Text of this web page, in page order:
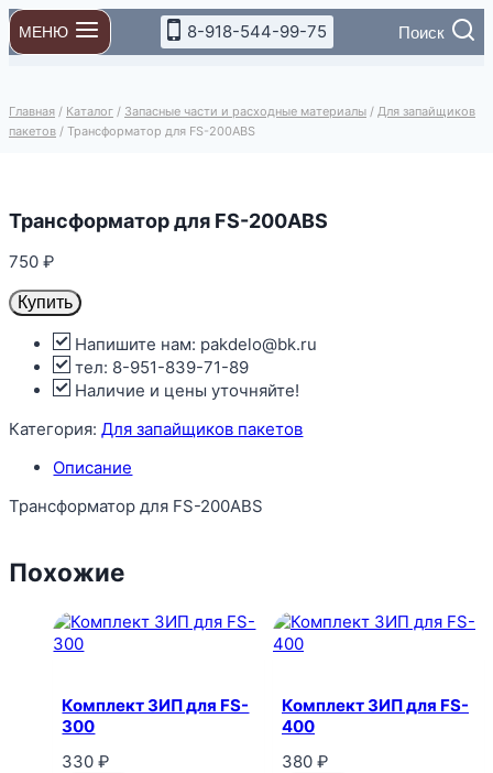
Перейти
к
содержимому
МЕНЮ 8-918-544-99-75 Поиск
Главная / Каталог / Запасные части и расходные материалы / Для запайщиков
пакетов / Трансформатор для FS-200ABS
Трансформатор для FS-200ABS
750₽
Купить
Напишите нам: pakdelo@bk.ru
тел: 8-951-839-71-89
Наличие и цены уточняйте!
Категория:Для запайщиков пакетов
Описание
Трансформатор для FS-200ABS
Похожие
Комплект ЗИП для FS-
300
330₽
Комплект ЗИП для FS-
400
380 ₽